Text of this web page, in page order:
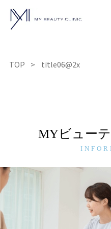
TOP title06@2x
MYビュー